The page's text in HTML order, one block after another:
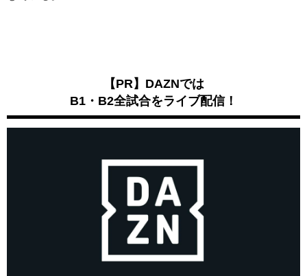
【PR】DAZNでは
B1・B2全試合をライブ配信！